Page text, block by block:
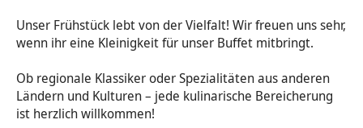
Unser Frühstück lebt von der Vielfalt! Wir freuen uns sehr,
wenn ihr eine Kleinigkeit für unser Buffet mitbringt.
Ob regionale Klassiker oder Spezialitäten aus anderen
Ländern und Kulturen – jede kulinarische Bereicherung
ist herzlich willkommen!